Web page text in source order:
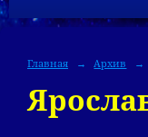
Главная → Архив →